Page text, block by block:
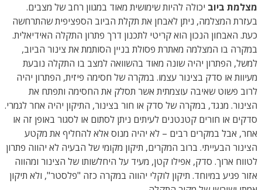
מצלמת ביוב יכולה להיות שימושית מאוד במגוון רחב של מצבים.
בעזרת המצלמה, ניתן לאבחן את תקלת הביוב הספציפית שהתרחשה
כעת. האבחון הנכון הוא קריטי לתכנון דרך פתרון התקלה האידיאלית.
במקרה בו המצלמה מאתרת פסולת בניין הסותמת את צינור הביוב,
למשל, הפתרון יהיה שונה מאוד בהשוואה למצב בו התקלה נובעת
מעיוות או סדק בצינור עצמו. במקרה של חסימה פיזית, הפתרון יהיה
לרוב פשוט שאיבה עוצמתית אשר תסלק את החסימה ותפתח את
הצינור. מנגד, במקרה של סדק או חור בצינור, התיקון יהיה אחר לגמרי.
סדקים או חורים קטנטנים לעיתים ניתן לסתום או לסגור באופן זה או
אחר, אבל במקרים רבים – לא יהיה מנוס אלא להחליף את מקטע
הצינור הבעייתי. ברוב המקרים, תיקון מקומי של הבעיה לא יהווה פתרון
לטווח ארוך. סדק, אפילו קטן, מעיד על היחלשותו של הצינור ומהווה
אזור פגיע במיוחד. תיקון לוקלי יהווה במקרה כזה "פלסטר", ולא תיקון